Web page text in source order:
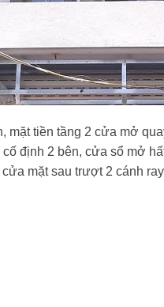
mặt tiền tầng 2 cửa mở
định 2 bên, cửa sổ mở
mặt sau trượt 2 cánh